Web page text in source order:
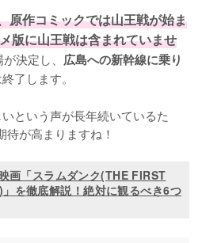
原作コミックでは山王戦が始ま
版に山王戦は含まれていませ
決定し、 広島への新幹線に乗り
了します。
という声が長年続いているた
が高まりますね！
画「スラムダンク(THE FIRST
を徹底解説！絶対に観るべき6つ